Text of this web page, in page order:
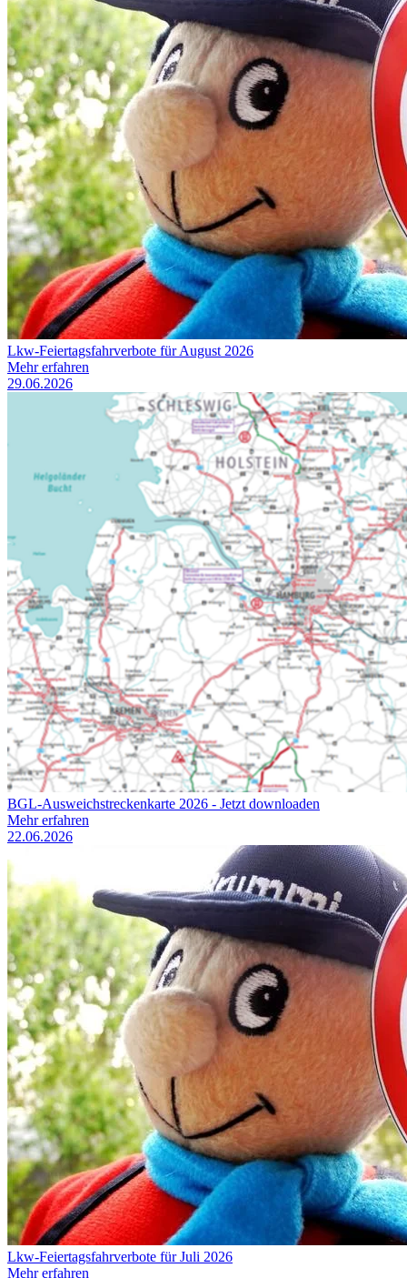
Lkw-Feiertagsfahrverbote für August 2026
Mehr erfahren
29.06.2026
BGL-Ausweichstreckenkarte 2026 - Jetzt downloaden
Mehr erfahren
22.06.2026
Lkw-Feiertagsfahrverbote für Juli 2026
Mehr erfahren